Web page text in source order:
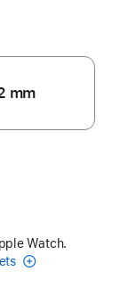
mm
Watch.